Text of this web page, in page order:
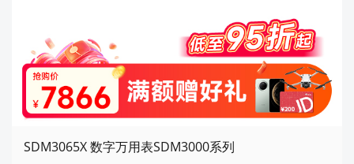
SDM3065X 数字万用表SDM3000系列